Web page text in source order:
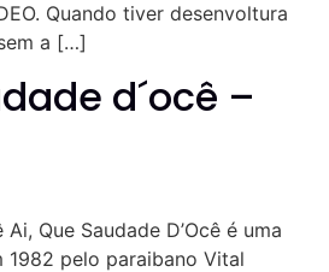
Quando tiver desenvoltura
a […]
d´ocê –
Que Saudade D’Ocê é uma
1982 pelo paraibano Vital